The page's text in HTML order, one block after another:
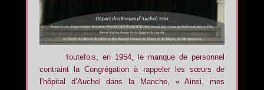
Toutefois, en 1954, le manque de personnel
contraint la Congrégation à rappeler les sœurs de
l’hôpital d’Auchel dans la Manche, « Ainsi, mes